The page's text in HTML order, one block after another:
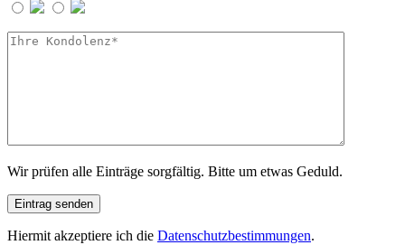
Wir prüfen alle Einträge sorgfältig. Bitte um etwas Geduld.
Hiermit akzeptiere ich die Datenschutzbestimmungen.